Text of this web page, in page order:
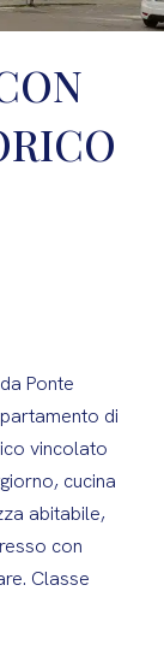
Ponte
di
vincolato
cucina
abitabile,
con
Classe